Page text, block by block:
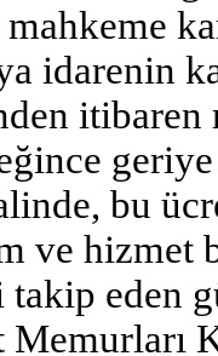
idarenin
itibaren
bu
ve hizmet
eden